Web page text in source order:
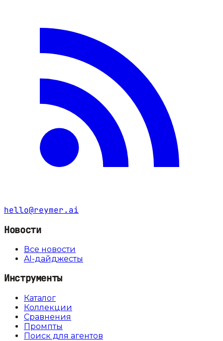
hello@reymer.ai
Новости
Все новости
AI-дайджесты
Инструменты
Каталог
Коллекции
Сравнения
Промпты
Поиск для агентов